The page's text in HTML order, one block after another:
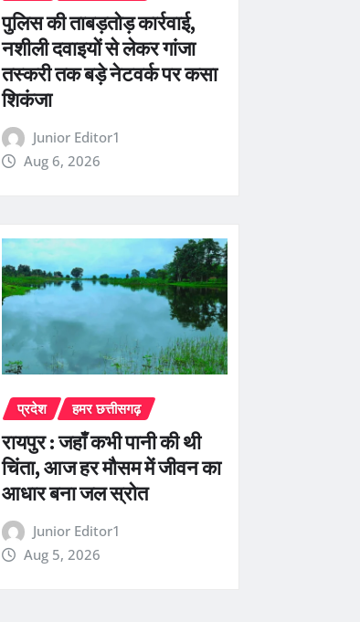
पुलिस की ताबड़तोड़ कार्रवाई,
नशीली दवाइयों से लेकर गांजा
तस्करी तक बड़े नेटवर्क पर कसा
शिकंजा
Junior Editor1
Aug 6, 2026
प्रदेश हमर छत्तीसगढ़
रायपुर : जहाँ कभी पानी की थी
चिंता, आज हर मौसम में जीवन का
आधार बना जल स्रोत
Junior Editor1
Aug 5, 2026